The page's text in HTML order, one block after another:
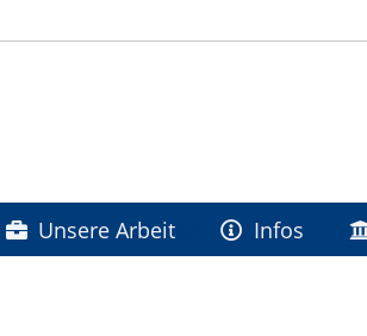
Unsere Arbeit Infos